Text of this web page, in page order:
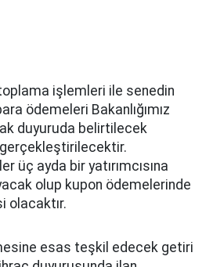
işlemleri ile senedin
ödemeleri Bakanlığımız
duyuruda belirtilecek
gerçekleştirilecektir.
üç ayda bir yatırımcısına
olup kupon ödemelerinde
olacaktır.
esas teşkil edecek getiri